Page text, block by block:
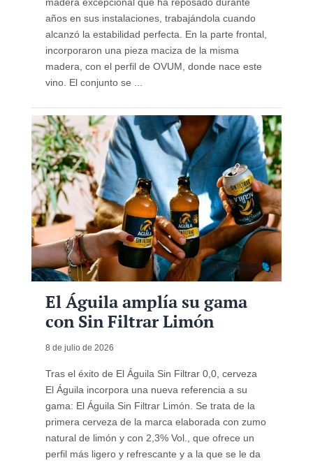
madera excepcional que ha reposado durante
años en sus instalaciones, trabajándola cuando
alcanzó la estabilidad perfecta. En la parte frontal,
incorporaron una pieza maciza de la misma
madera, con el perfil de OVUM, donde nace este
vino. El conjunto se ...
El Águila amplía su gama
con Sin Filtrar Limón
8 de julio de 2026
Tras el éxito de El Águila Sin Filtrar 0,0, cerveza
El Águila incorpora una nueva referencia a su
gama: El Águila Sin Filtrar Limón. Se trata de la
primera cerveza de la marca elaborada con zumo
natural de limón y con 2,3% Vol., que ofrece un
perfil más ligero y refrescante y a la que se le da